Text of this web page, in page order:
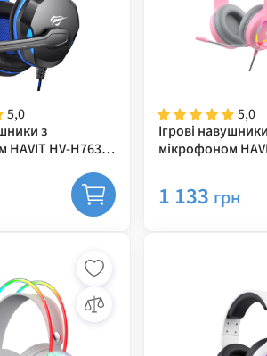
5,0
з
HAVIT HV-H763d
5,0
Ігрові
мікрофоном
1 133 грн